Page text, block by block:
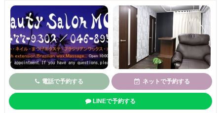
電話で予約する ネットで予約する
LINEで予約する